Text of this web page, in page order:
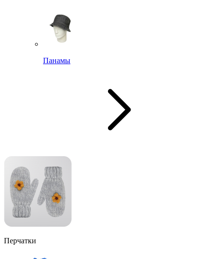
Панамы
Перчатки